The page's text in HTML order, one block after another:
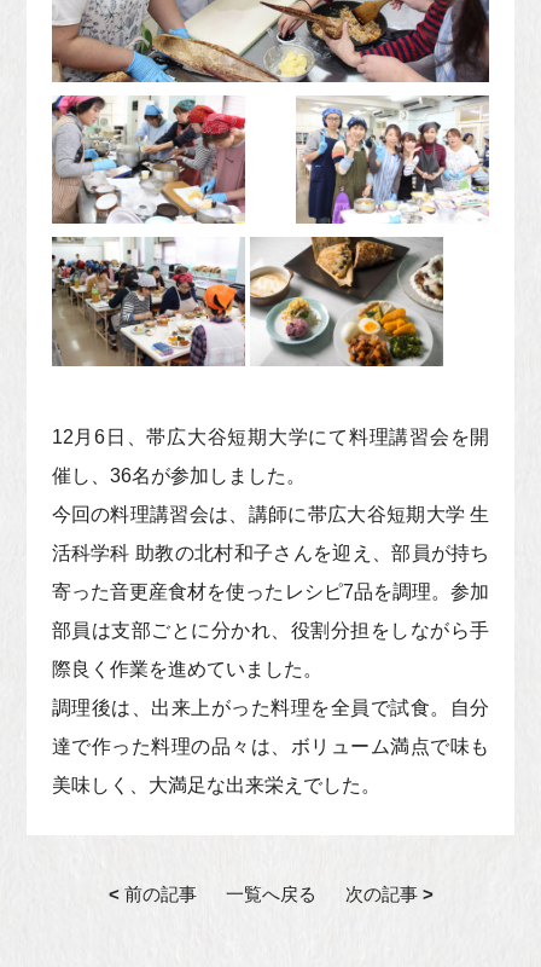
12月6日、帯広大谷短期大学にて料理講習会を開
催し、36名が参加しました。
今回の料理講習会は、講師に帯広大谷短期大学 生
活科学科 助教の北村和子さんを迎え、部員が持ち
寄った音更産食材を使ったレシピ7品を調理。参加
部員は支部ごとに分かれ、役割分担をしながら手
際良く作業を進めていました。
調理後は、出来上がった料理を全員で試食。自分
達で作った料理の品々は、ボリューム満点で味も
美味しく、大満足な出来栄えでした。
< 前の記事 一覧へ戻る 次の記事>